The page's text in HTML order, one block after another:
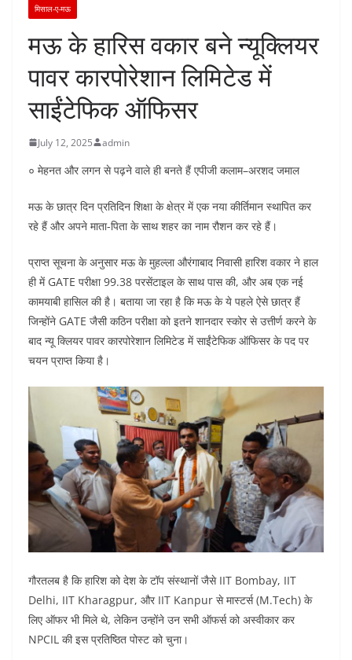
मिसाल-ए-मऊ
मऊ के हारिस वकार बने न्यूक्लियर
पावर कारपोरेशान लिमिटेड में
साईंटेफिक ऑफिसर
July 12, 2025 admin
० मेहनत और लगन से पढ़ने वाले ही बनते हैं एपीजी कलाम–अरशद जमाल
मऊ के छात्र दिन प्रतिदिन शिक्षा के क्षेत्र में एक नया कीर्तिमान स्थापित कर
रहे हैं और अपने माता-पिता के साथ शहर का नाम रौशन कर रहे हैं।
प्राप्त सूचना के अनुसार मऊ के मुहल्ला औरंगाबाद निवासी हारिश वकार ने हाल
ही में GATE परीक्षा 99.38 परसेंटाइल के साथ पास की, और अब एक नई
कामयाबी हासिल की है। बताया जा रहा है कि मऊ के ये पहले ऐसे छात्र हैं
जिन्होंने GATE जैसी कठिन परीक्षा को इतने शानदार स्कोर से उत्तीर्ण करने के
बाद न्यू क्लियर पावर कारपोरेशान लिमिटेड में साईंटेफिक ऑफिसर के पद पर
चयन प्राप्त किया है।
गौरतलब है कि हारिश को देश के टॉप संस्थानों जैसे IIT Bombay, IIT
Delhi, IIT Kharagpur, और IIT Kanpur से मास्टर्स (M.Tech) के
लिए ऑफर भी मिले थे, लेकिन उन्होंने उन सभी ऑफर्स को अस्वीकार कर
NPCIL की इस प्रतिष्ठित पोस्ट को चुना।